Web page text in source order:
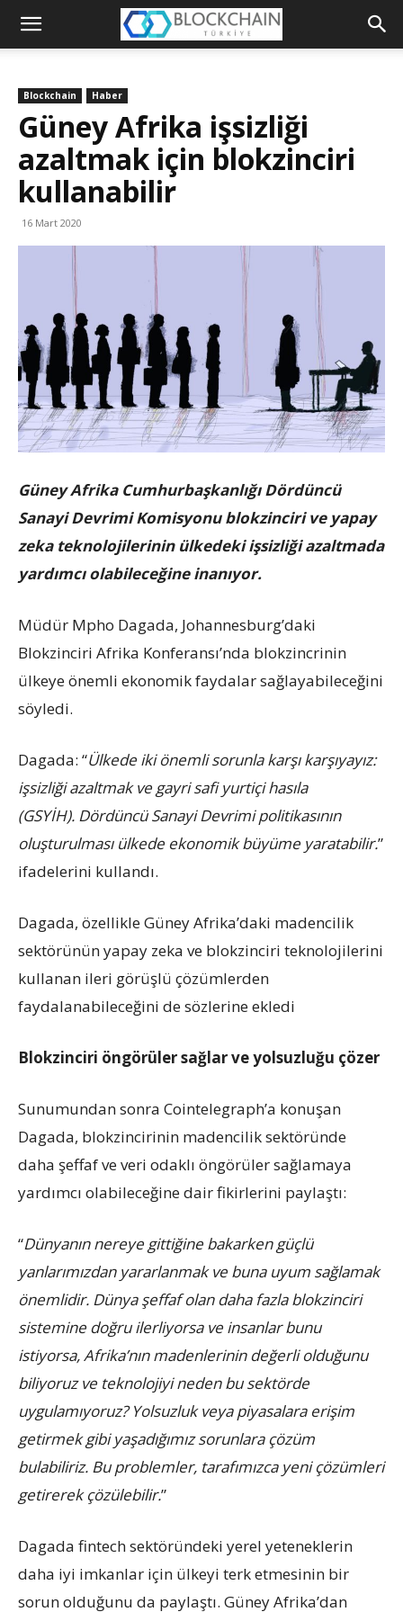
Blockchain
Platformu
Blockchain Haber
Güney Afrika işsizliği
azaltmak için blokzinciri
kullanabilir
16 Mart 2020
Güney Afrika Cumhurbaşkanlığı Dördüncü
Sanayi Devrimi Komisyonu blokzinciri ve yapay
zeka teknolojilerinin ülkedeki işsizliği azaltmada
yardımcı olabileceğine inanıyor.
Müdür Mpho Dagada, Johannesburg’daki
Blokzinciri Afrika Konferansı’nda blokzincrinin
ülkeye önemli ekonomik faydalar sağlayabileceğini
söyledi.
Dagada: “Ülkede iki önemli sorunla karşı karşıyayız:
işsizliği azaltmak ve gayri safi yurtiçi hasıla
(GSYİH). Dördüncü Sanayi Devrimi politikasının
oluşturulması ülkede ekonomik büyüme yaratabilir.”
ifadelerini kullandı.
Dagada, özellikle Güney Afrika’daki madencilik
sektörünün yapay zeka ve blokzinciri teknolojilerini
kullanan ileri görüşlü çözümlerden
faydalanabileceğini de sözlerine ekledi
Blokzinciri öngörüler sağlar ve yolsuzluğu çözer
Sunumundan sonra Cointelegraph’a konuşan
Dagada, blokzincirinin madencilik sektöründe
daha şeffaf ve veri odaklı öngörüler sağlamaya
yardımcı olabileceğine dair fikirlerini paylaştı:
“Dünyanın nereye gittiğine bakarken güçlü
yanlarımızdan yararlanmak ve buna uyum sağlamak
önemlidir. Dünya şeffaf olan daha fazla blokzinciri
sistemine doğru ilerliyorsa ve insanlar bunu
istiyorsa, Afrika’nın madenlerinin değerli olduğunu
biliyoruz ve teknolojiyi neden bu sektörde
uygulamıyoruz? Yolsuzluk veya piyasalara erişim
getirmek gibi yaşadığımız sorunlara çözüm
bulabiliriz. Bu problemler, tarafımızca yeni çözümleri
getirerek çözülebilir.”
Dagada fintech sektöründeki yerel yeteneklerin
daha iyi imkanlar için ülkeyi terk etmesinin bir
sorun olduğunu da paylaştı. Güney Afrika’dan